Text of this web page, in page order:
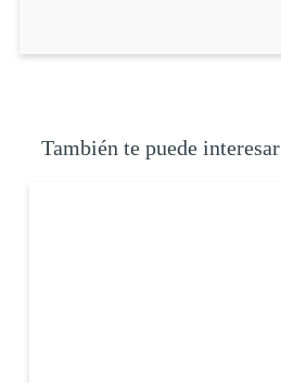
También te puede interesar